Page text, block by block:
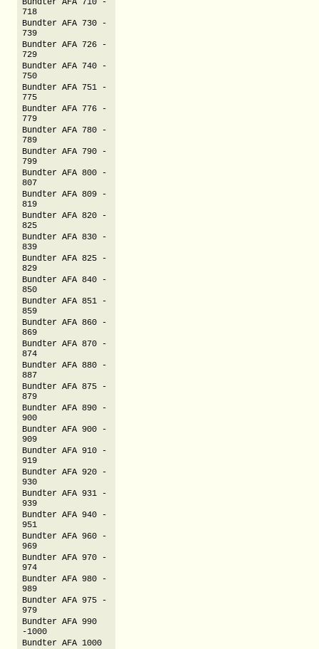
Bundter AFA 710 -
718
Bundter AFA 730 -
739
Bundter AFA 726 -
729
Bundter AFA 740 -
750
Bundter AFA 751 -
775
Bundter AFA 776 -
779
Bundter AFA 780 -
789
Bundter AFA 790 -
799
Bundter AFA 800 -
807
Bundter AFA 809 -
819
Bundter AFA 820 -
825
Bundter AFA 830 -
839
Bundter AFA 825 -
829
Bundter AFA 840 -
850
Bundter AFA 851 -
859
Bundter AFA 860 -
869
Bundter AFA 870 -
874
Bundter AFA 880 -
887
Bundter AFA 875 -
879
Bundter AFA 890 -
900
Bundter AFA 900 -
909
Bundter AFA 910 -
919
Bundter AFA 920 -
930
Bundter AFA 931 -
939
Bundter AFA 940 -
951
Bundter AFA 960 -
969
Bundter AFA 970 -
974
Bundter AFA 980 -
989
Bundter AFA 975 -
979
Bundter AFA 990
-1000
Bundter AFA 1000